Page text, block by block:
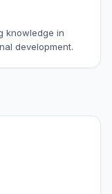
knowledge in
development.